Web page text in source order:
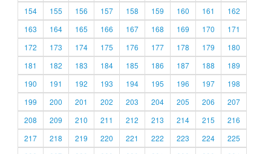
154
155 156 157 158 159 160 161
162
163
164 165 166 167 168 169 170
171
172
173 174 175 176 177 178 179
180
181
182 183 184 185 186 187 188
189
190
191 192 193 194 195 196 197
198
199
200 201 202 203 204 205 206
207
208
209 210 211 212 213 214 215
216
217
218 219 220 221 222 223 224
225